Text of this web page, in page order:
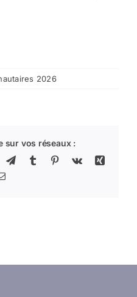
2026
sur vos réseaux :
TelegramTumblr Pinterest
Vk
Xing
Email